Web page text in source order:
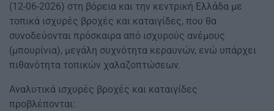
(12-06-2026) στη βόρεια και την κεντρική Ελλάδα με
τοπικά ισχυρές βροχές και καταιγίδες, που θα
συνοδεύονται πρόσκαιρα από ισχυρούς ανέμους
(μπουρίνια), μεγάλη συχνότητα κεραυνών, ενώ υπάρχει
πιθανότητα τοπικών χαλαζοπτώσεων.
Αναλυτικά ισχυρές βροχές και καταιγίδες
προβλέπονται: